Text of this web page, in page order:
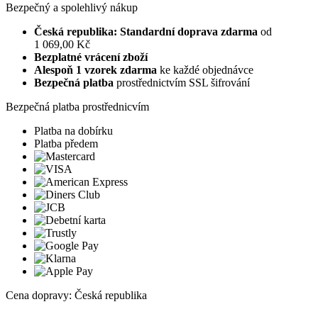
Bezpečný a spolehlivý nákup
Česká republika: Standardní doprava zdarma od
1 069,00 Kč
Bezplatné vrácení zboží
Alespoň 1 vzorek zdarma ke každé objednávce
Bezpečná platba prostřednictvím SSL šifrování
Bezpečná platba prostřednicvím
Platba na dobírku
Platba předem
Cena dopravy: Česká republika